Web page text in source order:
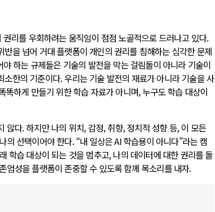
리를 우회하려는 움직임이 점점 노골적으로 드러나고 있다.
을 넘어 거대 플랫폼이 개인의 권리를 침해하는 심각한 문제
하는 규제들은 기술의 발전을 막는 걸림돌이 아니라 기술이
한의 기준이다. 우리는 기술 발전의 재료가 아니라 기술을 사
하게 만들기 위한 학습 자료가 아니며, 누구도 학습 대상이
않다. 하지만 나의 위치, 감정, 취향, 정치적 성향 등, 이 모든
선택이어야 한다. “내 일상은 AI 학습용이 아니다”라는 캠
학습 대상이 되는 것을 멈추고, 나의 데이터에 대한 권리를 돌
엄성을 플랫폼이 존중할 수 있도록 함께 목소리를 내자.